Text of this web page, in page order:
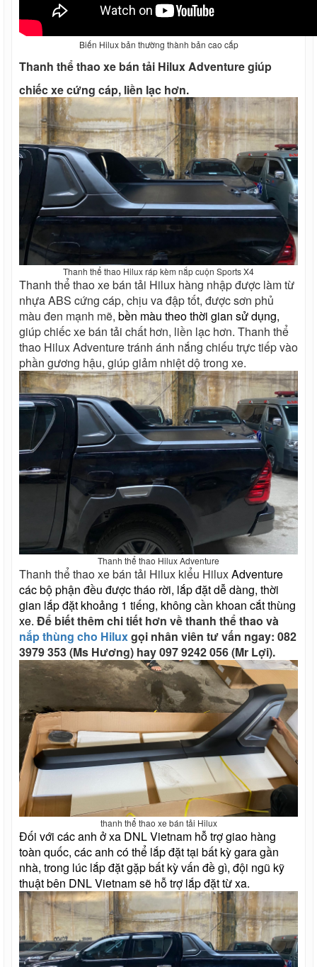
Biến Hilux bản thường thành bản cao cấp
Thanh thể thao xe bán tải Hilux Adventure giúp
chiếc xe cứng cáp, liền lạc hơn.
Thanh thể thao Hilux ráp kèm nắp cuộn Sports X4
Thanh thể thao xe bán tải Hilux hàng nhập được làm từ
nhựa ABS cứng cáp, chịu va đập tốt, được sơn phủ
màu đen mạnh mẽ, bền màu theo thời gian sử dụng,
giúp chiếc xe bán tải chất hơn, liền lạc hơn. Thanh thể
thao Hilux Adventure tránh ánh nắng chiếu trực tiếp vào
phần gương hậu, giúp giảm nhiệt dộ trong xe.
Thanh thể thao Hilux Adventure
Thanh thể thao xe bán tải Hilux kiểu HiluxAdventure
các bộ phận đều được tháo rời, lắp đặt dễ dàng, thời
gian lắp đặt khoảng 1 tiếng, không cần khoan cắt thùng
xe. Để biết thêm chi tiết hơn về thanh thể thao và
nắp thùng cho Hiluxgọi nhân viên tư vấn ngay: 082
3979 353 (Ms Hương) hay 097 9242 056 (Mr Lợi).
thanh thể thao xe bán tải Hilux
Đối với các anh ở xa DNL Vietnam hỗ trợ giao hàng
toàn quốc, các anh có thể lắp đặt tại bất kỳ gara gần
nhà, trong lúc lắp đặt gặp bất kỳ vấn đề gì, đội ngũ kỹ
thuật bên DNL Vietnam sẽ hỗ trợ lắp đặt từ xa.